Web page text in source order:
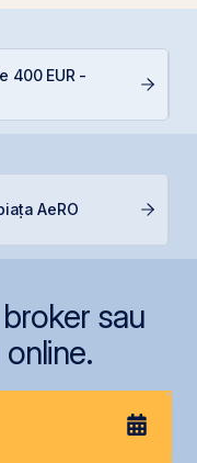
400 EUR -
AeRO
sau
online.